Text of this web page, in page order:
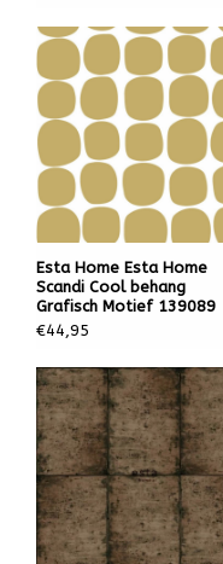
Esta Home Esta Home
Scandi Cool behang
Grafisch Motief 139089
€44,95